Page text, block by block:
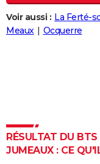
Destinations
City break
Voyage nature
Voyage de noces
Forum
Climat
+
PHOTO
Dictionnaire
Biographies
Citations
Expressions
Proverbes
PROGRAMME TV
Voir aussi : La Ferté-
Meaux
Ocquerre
RÉSULTAT DU
JUMEAUX : CE